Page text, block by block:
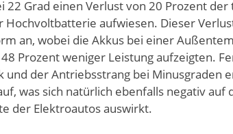
22 Grad einen Verlust von 20 Prozent der
Hochvoltbatterie aufwiesen. Dieser
an, wobei die Akkus bei einer
Prozent weniger Leistung aufzeigten.
und der Antriebsstrang bei Minusgraden
was sich natürlich ebenfalls negativ auf
der Elektroautos auswirkt.